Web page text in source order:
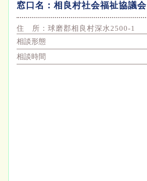
窓口名： 相良村社会福祉協議会
住 所： 球磨郡相良村深水2500-1
相談形態
相談時間